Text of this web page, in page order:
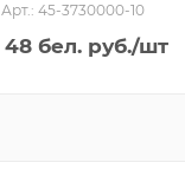
Арт.: 45-3730000-10
48 бел. руб./шт